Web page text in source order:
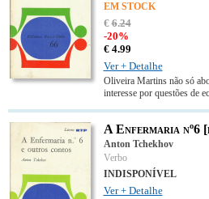
EM STOCK
€6.24
-20%
€ 4.99
Ver + Detalhe
Oliveira Martins não só
interesse por questões de
A Enfermaria nº6
Anton Tchekhov
Verbo
INDISPONÍVEL
Ver + Detalhe